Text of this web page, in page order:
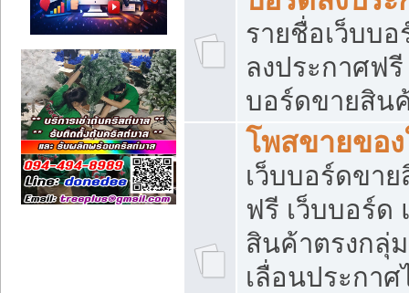
รายชื่อเว็บบ
ลงประกาศฟรี
บอร์ดขายสิน
โพสขายขอ
เว็บบอร์ดขา
ฟรี เว็บบอร์ด
สินค้าตรงกลุ่
เลื่อนประกา